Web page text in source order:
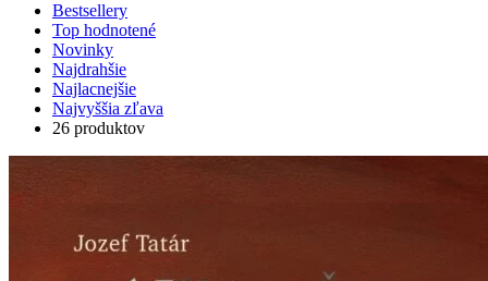
Bestsellery
Top hodnotené
Novinky
Najdrahšie
Najlacnejšie
Najvyššia zľava
26 produktov